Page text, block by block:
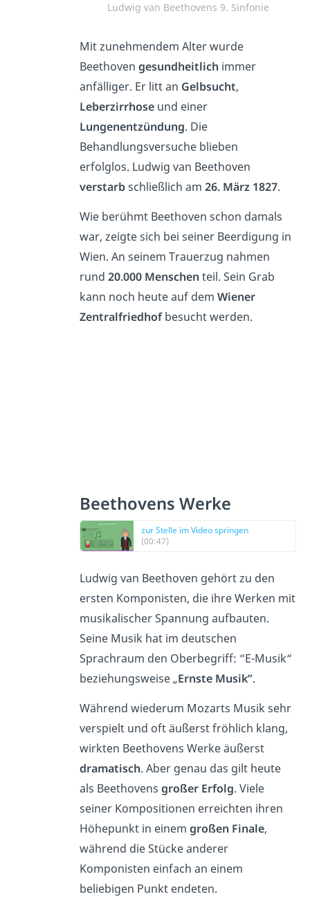
Ludwig van Beethovens 9. Sinfonie
Mit zunehmendem Alter wurde
Beethoven gesundheitlich immer
anfälliger. Er litt an Gelbsucht,
Leberzirrhose und einer
Lungenentzündung. Die
Behandlungsversuche blieben
erfolglos. Ludwig van Beethoven
verstarbschließlich am 26. März 1827.
Wie berühmt Beethoven schon damals
war, zeigte sich bei seiner Beerdigung in
Wien. An seinem Trauerzug nahmen
rund 20.000 Menschen teil. Sein Grab
kann noch heute auf dem Wiener
Zentralfriedhofbesucht werden.
Beethovens Werke
zur Stelle im Video springen
(00:47)
Ludwig van Beethoven gehört zu den
ersten Komponisten, die ihre Werken mit
musikalischer Spannung aufbauten.
Seine Musik hat im deutschen
Sprachraum den Oberbegriff: “E-Musik“
beziehungsweise „Ernste Musik”.
Während wiederum Mozarts Musik sehr
verspielt und oft äußerst fröhlich klang,
wirkten Beethovens Werke äußerst
dramatisch. Aber genau das gilt heute
als Beethovens großer Erfolg. Viele
seiner Kompositionen erreichten ihren
Höhepunkt in einem großen Finale,
während die Stücke anderer
Komponisten einfach an einem
beliebigen Punkt endeten.